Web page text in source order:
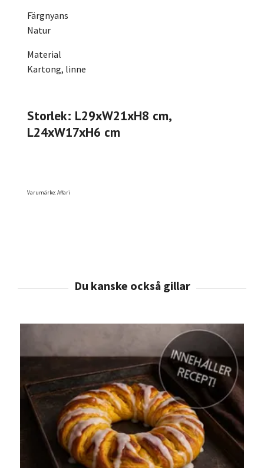
Färgnyans
Natur
Material
Kartong, linne
Storlek: L29xW21xH8 cm,
L24xW17xH6 cm
Varumärke: Affari